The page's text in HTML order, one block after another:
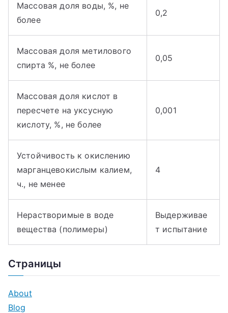
Массовая доля воды, %, не
более
0,2
Массовая доля метилового
спирта %, не более
0,05
Массовая доля кислот в
пересчете на уксусную
кислоту, %, не более
0,001
Устойчивость к окислению
марганцевокислым калием,
ч., не менее
4
Нерастворимые в воде
вещества (полимеры)
Выдерживае
т испытание
Страницы
About
Blog